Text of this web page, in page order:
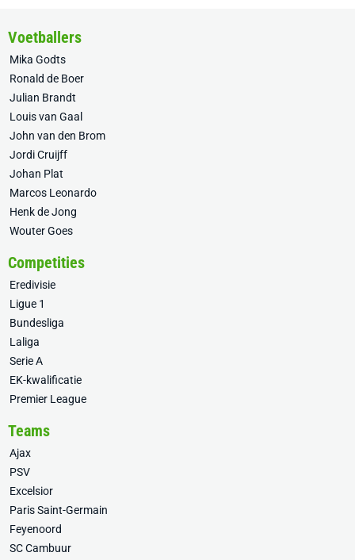
Voetballers
Mika Godts
Ronald de Boer
Julian Brandt
Louis van Gaal
John van den Brom
Jordi Cruijff
Johan Plat
Marcos Leonardo
Henk de Jong
Wouter Goes
Competities
Eredivisie
Ligue 1
Bundesliga
Laliga
Serie A
EK-kwalificatie
Premier League
Teams
Ajax
PSV
Excelsior
Paris Saint-Germain
Feyenoord
SC Cambuur